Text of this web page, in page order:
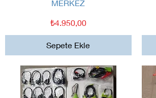
MERKEZ
Fiyat
₺4.950,00
Sepete Ekle